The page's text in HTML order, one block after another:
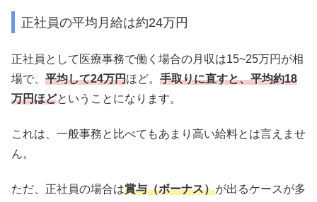
正社員の平均月給は約24万円
正社員として医療事務で働く場合の月収は15~25万円が相
場で、 平均して24万円 ほど。 手取りに直すと、平均約18
万円ほどということになります。
これは、一般事務と比べてもあまり高い給料とは言えませ
ん。
ただ、正社員の場合は賞与（ボーナス）が出るケースが多